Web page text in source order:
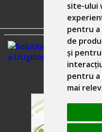
site-ului
pentru a
de
și
pentru a
mai